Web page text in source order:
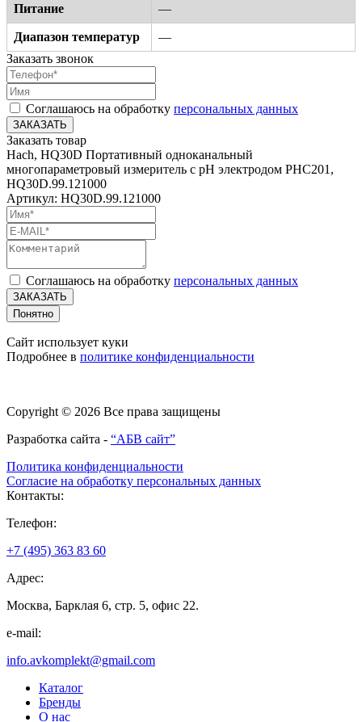
Питание —
Диапазон температур
—
Заказать звонок
Соглашаюсь на обработку персональных данных
ЗАКАЗАТЬ
Заказать товар
Hach, HQ30D Портативный одноканальный
многопараметровый измеритель с pH электродом PHC201,
HQ30D.99.121000
Артикул: HQ30D.99.121000
Соглашаюсь на обработку персональных данных
ЗАКАЗАТЬ
Понятно
Сайт использует куки
Подробнее в политике конфиденциальности
Copyright © 2026 Все права защищены
Разработка сайта - “АБВ сайт”
Политика конфиденциальности
Согласие на обработку персональных данных
Контакты:
Телефон:
+7 (495) 363 83 60
Адрес:
Москва, Барклая 6, стр. 5, офис 22.
e-mail:
info.avkomplekt@gmail.com
Каталог
Бренды
О нас